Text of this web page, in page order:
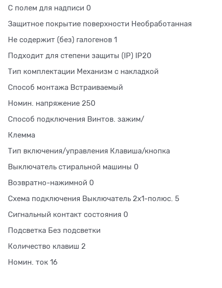
С полем для надписи 0
Защитное покрытие поверхности Необработанная
Не содержит (без) галогенов 1
Подходит для степени защиты (IP) IP20
Тип комплектации Механизм с накладкой
Способ монтажа Встраиваемый
Номин. напряжение 250
Способ подключения Винтов. зажим/
Клемма
Тип включения/управления Клавиша/кнопка
Выключатель стиральной машины 0
Возвратно-нажимной 0
Схема подключения Выключатель 2х1-полюс. 5
Сигнальный контакт состояния 0
Подсветка Без подсветки
Количество клавиш 2
Номин. ток 16